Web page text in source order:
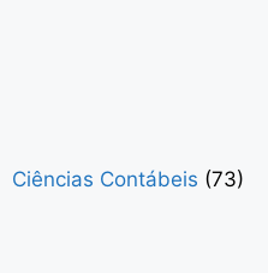
Ciências Contábeis (73)